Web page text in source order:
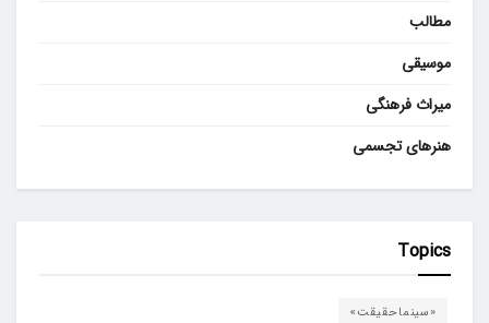
مطالب
موسیقی
میراث فرهنگی
هنرهای تجسمی
Topics
«سینماحقیقت»